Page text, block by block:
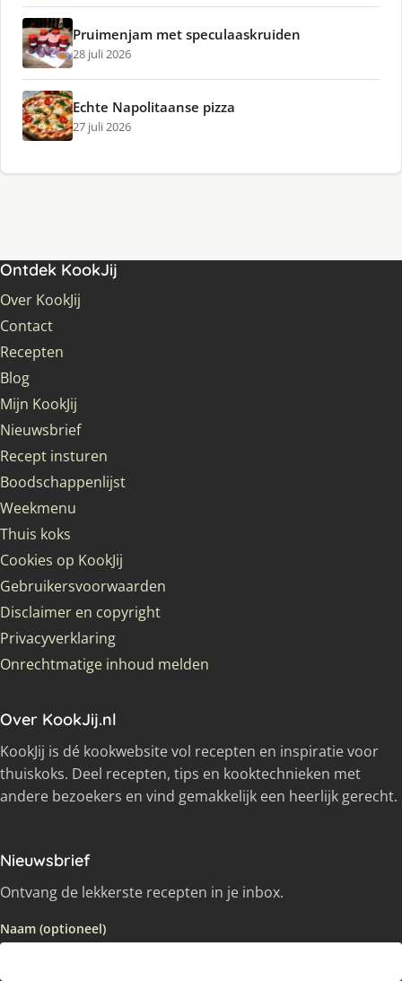
Pruimenjam met speculaaskruiden
28 juli 2026
Echte Napolitaanse pizza
27 juli 2026
Ontdek KookJij
Over KookJij
Contact
Recepten
Blog
Mijn KookJij
Nieuwsbrief
Recept insturen
Boodschappenlijst
Weekmenu
Thuis koks
Cookies op KookJij
Gebruikersvoorwaarden
Disclaimer en copyright
Privacyverklaring
Onrechtmatige inhoud melden
Over KookJij.nl
KookJij is dé kookwebsite vol recepten en inspiratie voor
thuiskoks. Deel recepten, tips en kooktechnieken met
andere bezoekers en vind gemakkelijk een heerlijk gerecht.
Nieuwsbrief
Ontvang de lekkerste recepten in je inbox.
Naam (optioneel)